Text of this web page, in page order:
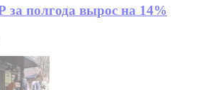
за полгода вырос на 14%